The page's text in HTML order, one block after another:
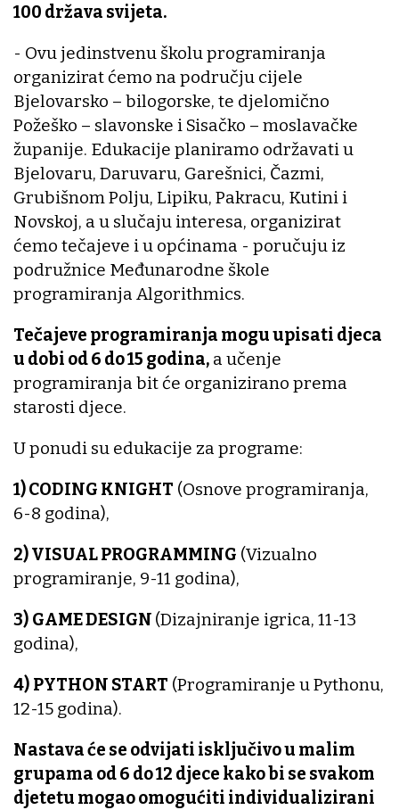
100 država svijeta.
- Ovu jedinstvenu školu programiranja
organizirat ćemo na području cijele
Bjelovarsko – bilogorske, te djelomično
Požeško – slavonske i Sisačko – moslavačke
županije. Edukacije planiramo održavati u
Bjelovaru, Daruvaru, Garešnici, Čazmi,
Grubišnom Polju, Lipiku, Pakracu, Kutini i
Novskoj, a u slučaju interesa, organizirat
ćemo tečajeve i u općinama - poručuju iz
podružnice Međunarodne škole
programiranja Algorithmics.
Tečajeve programiranja mogu upisati djeca
u dobi od 6 do 15 godina, a učenje
programiranja bit će organizirano prema
starosti djece.
U ponudi su edukacije za programe:
1) CODING KNIGHT (Osnove programiranja,
6-8 godina),
2) VISUAL PROGRAMMING (Vizualno
programiranje, 9-11 godina),
3) GAME DESIGN (Dizajniranje igrica, 11-13
godina),
4) PYTHON START (Programiranje u Pythonu,
12-15 godina).
Nastava će se odvijati isključivo u malim
grupama od 6 do 12 djece kako bi se svakom
djetetu mogao omogućiti individualizirani